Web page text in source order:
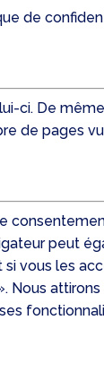
de
ci. De
de pages
peut
vous les
Nous